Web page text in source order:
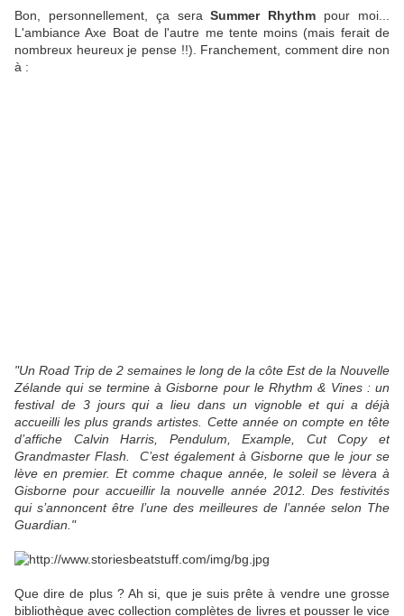
Bon, personnellement, ça seraSummer Rhythm pour moi...
L'ambiance Axe Boat de l'autre me tente moins (mais ferait de
nombreux heureux je pense !!). Franchement, comment dire non
à :
"Un Road Trip de 2 semaines le long de la côte Est de la Nouvelle
Zélande qui se termine à Gisborne pour le Rhythm & Vines : un
festival de 3 jours qui a lieu dans un vignoble et qui a déjà
accueilli les plus grands artistes. Cette année on compte en tête
d’affiche Calvin Harris, Pendulum, Example, Cut Copy et
Grandmaster Flash. C’est également à Gisborne que le jour se
lève en premier. Et comme chaque année, le soleil se lèvera à
Gisborne pour accueillir la nouvelle année 2012. Des festivités
qui s’annoncent être l’une des meilleures de l’année selon The
Guardian."
Que dire de plus ? Ah si, que je suis prête à vendre une grosse
bibliothèque avec collection complètes de livres et pousser le vice